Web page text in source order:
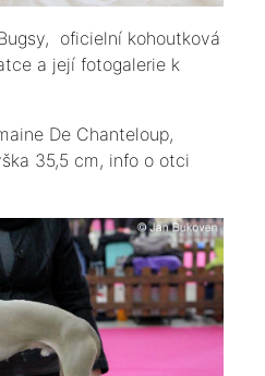
oficielní kohoutková
a její fotogalerie k
De Chanteloup,
35,5 cm, info o otci